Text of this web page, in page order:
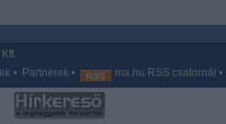
• Partnerek• ma.hu RSS csatornái •